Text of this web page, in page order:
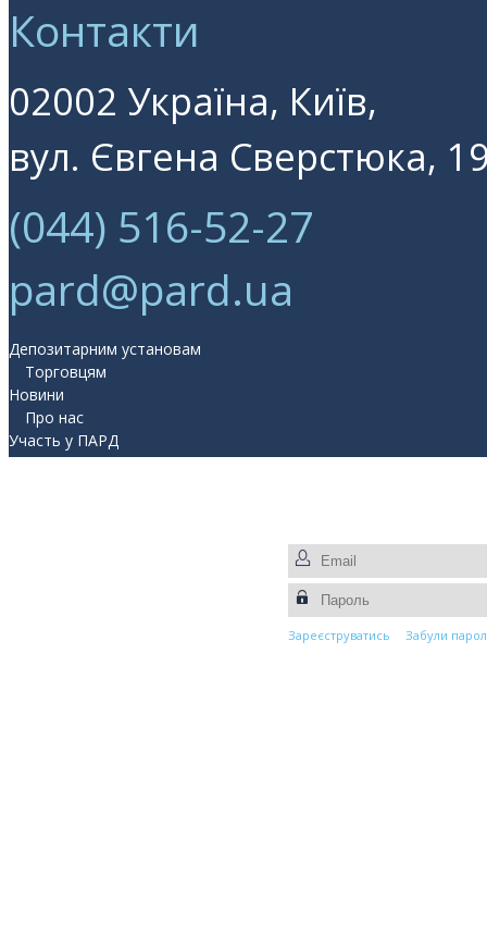
Контакти
02002 Україна, Київ,
вул. Євгена Сверстюка,
(044) 516-52-27
pard@pard.ua
Депозитарним установам
Торговцям
Новини
Про нас
Участь у ПАРД
Прес-центр
Зареєструватись Забули